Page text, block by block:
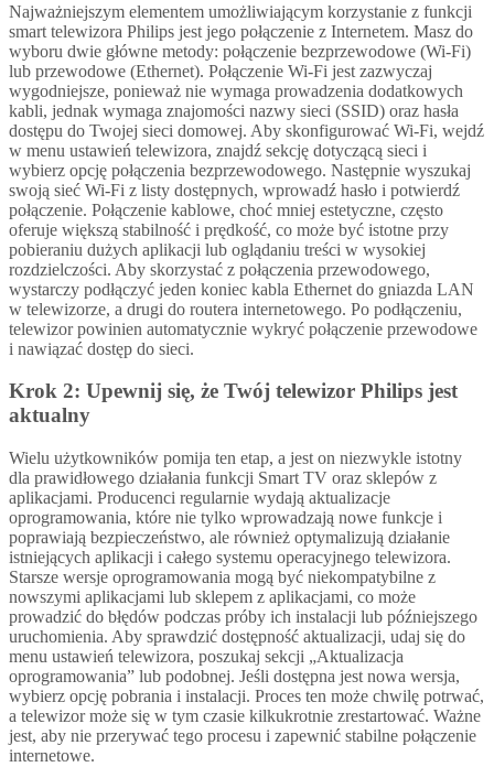
Najważniejszym elementem umożliwiającym korzystanie z funkcji
smart telewizora Philips jest jego połączenie z Internetem. Masz do
wyboru dwie główne metody: połączenie bezprzewodowe (Wi-Fi)
lub przewodowe (Ethernet). Połączenie Wi-Fi jest zazwyczaj
wygodniejsze, ponieważ nie wymaga prowadzenia dodatkowych
kabli, jednak wymaga znajomości nazwy sieci (SSID) oraz hasła
dostępu do Twojej sieci domowej. Aby skonfigurować Wi-Fi, wejdź
w menu ustawień telewizora, znajdź sekcję dotyczącą sieci i
wybierz opcję połączenia bezprzewodowego. Następnie wyszukaj
swoją sieć Wi-Fi z listy dostępnych, wprowadź hasło i potwierdź
połączenie. Połączenie kablowe, choć mniej estetyczne, często
oferuje większą stabilność i prędkość, co może być istotne przy
pobieraniu dużych aplikacji lub oglądaniu treści w wysokiej
rozdzielczości. Aby skorzystać z połączenia przewodowego,
wystarczy podłączyć jeden koniec kabla Ethernet do gniazda LAN
w telewizorze, a drugi do routera internetowego. Po podłączeniu,
telewizor powinien automatycznie wykryć połączenie przewodowe
i nawiązać dostęp do sieci.
Krok 2: Upewnij się, że Twój telewizor Philips jest
aktualny
Wielu użytkowników pomija ten etap, a jest on niezwykle istotny
dla prawidłowego działania funkcji Smart TV oraz sklepów z
aplikacjami. Producenci regularnie wydają aktualizacje
oprogramowania, które nie tylko wprowadzają nowe funkcje i
poprawiają bezpieczeństwo, ale również optymalizują działanie
istniejących aplikacji i całego systemu operacyjnego telewizora.
Starsze wersje oprogramowania mogą być niekompatybilne z
nowszymi aplikacjami lub sklepem z aplikacjami, co może
prowadzić do błędów podczas próby ich instalacji lub późniejszego
uruchomienia. Aby sprawdzić dostępność aktualizacji, udaj się do
menu ustawień telewizora, poszukaj sekcji „Aktualizacja
oprogramowania” lub podobnej. Jeśli dostępna jest nowa wersja,
wybierz opcję pobrania i instalacji. Proces ten może chwilę potrwać,
a telewizor może się w tym czasie kilkukrotnie zrestartować. Ważne
jest, aby nie przerywać tego procesu i zapewnić stabilne połączenie
internetowe.